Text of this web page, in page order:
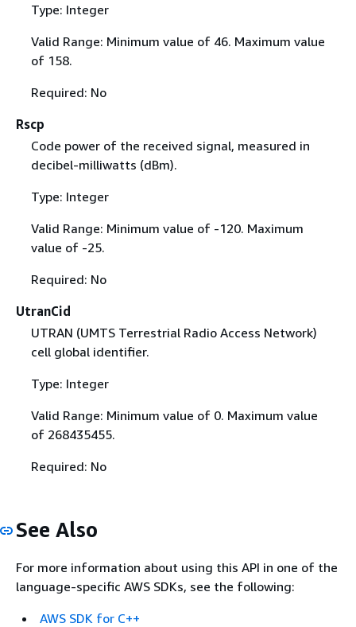
Type: Integer
Valid Range: Minimum value of 46. Maximum value
of 158.
Required: No
Rscp
Code power of the received signal, measured in
decibel-milliwatts (dBm).
Type: Integer
Valid Range: Minimum value of -120. Maximum
value of -25.
Required: No
UtranCid
UTRAN (UMTS Terrestrial Radio Access Network)
cell global identifier.
Type: Integer
Valid Range: Minimum value of 0. Maximum value
of 268435455.
Required: No
See Also
For more information about using this API in one of the
language-specific AWS SDKs, see the following:
AWS SDK for C++